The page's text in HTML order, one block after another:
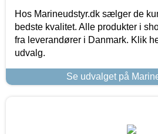
Hos Marineudstyr.dk sælger de
bedste kvalitet. Alle produkter i
fra leverandører i Danmark. Klik
udvalg.
Se udvalget på